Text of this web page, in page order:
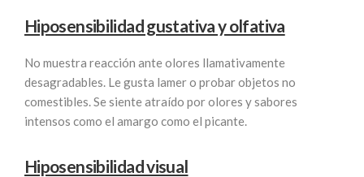
Hiposensibilidad gustativa y olfativa
No muestra reacción ante olores llamativamente
desagradables. Le gusta lamer o probar objetos no
comestibles. Se siente atraído por olores y sabores
intensos como el amargo como el picante.
Hiposensibilidad visual